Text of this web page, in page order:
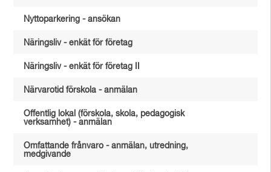
Nyttoparkering - ansökan
Näringsliv - enkät för företag
Näringsliv - enkät för företag II
Närvarotid förskola - anmälan
Offentlig lokal (förskola, skola, pedagogisk
verksamhet) - anmälan
Omfattande frånvaro - anmälan, utredning,
medgivande